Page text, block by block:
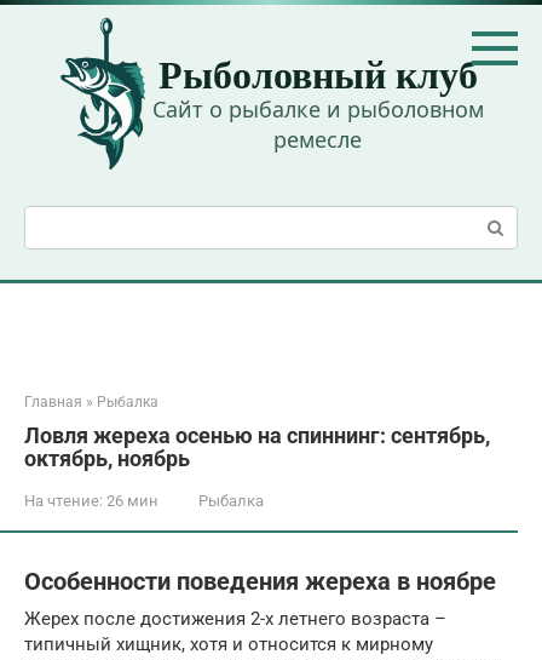
Перейти
контенту
Рыболовный клуб
Сайт о рыбалке и рыболовном
ремесле
Главная » Рыбалка
Ловля жереха осенью на спиннинг: сентябрь,
октябрь, ноябрь
На чтение: 26 мин Рыбалка
Особенности поведения жереха в ноябре
Жерех после достижения 2-х летнего возраста –
типичный хищник, хотя и относится к мирному